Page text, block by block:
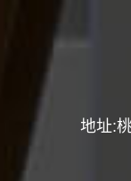
地址: